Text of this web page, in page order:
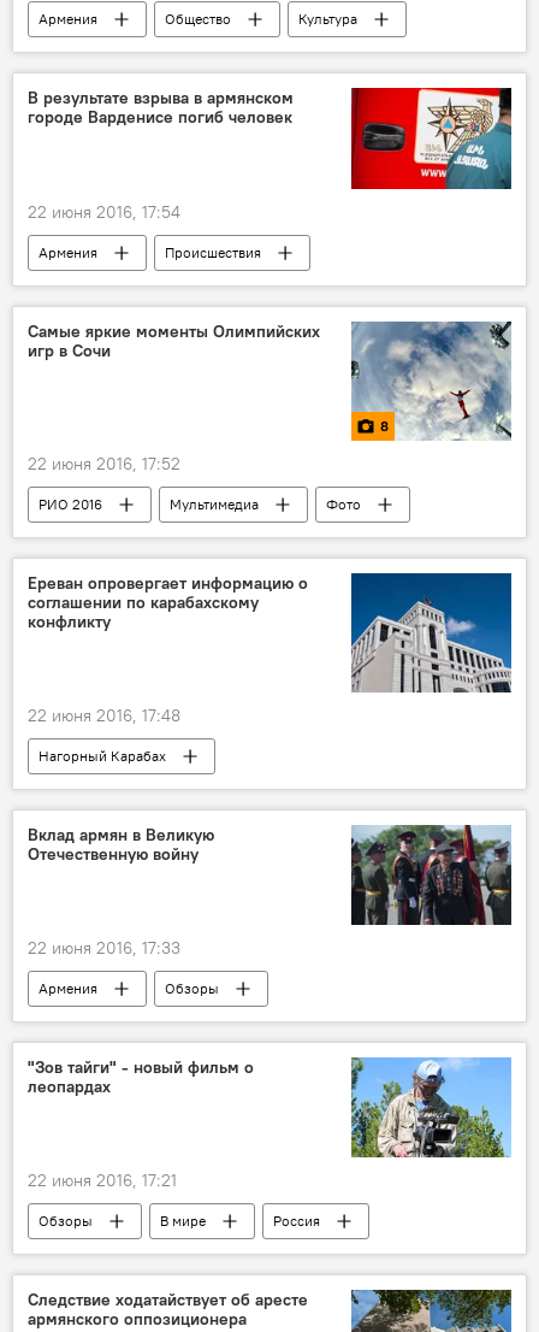
Армения Общество Культура
В результате взрыва в армянском
городе Варденисе погиб человек
22 июня 2016, 17:54
Армения Происшествия
Самые яркие моменты Олимпийских
игр в Сочи
8
22 июня 2016, 17:52
РИО 2016 Мультимедиа Фото
Ереван опровергает информацию о
соглашении по карабахскому
конфликту
22 июня 2016, 17:48
Нагорный Карабах
Вклад армян в Великую
Отечественную войну
22 июня 2016, 17:33
Армения
Обзоры
Четверть века без СССР
"Зов тайги" - новый фильм о
леопардах
22 июня 2016, 17:21
Обзоры В мире Россия
Следствие ходатайствует об аресте
армянского оппозиционера